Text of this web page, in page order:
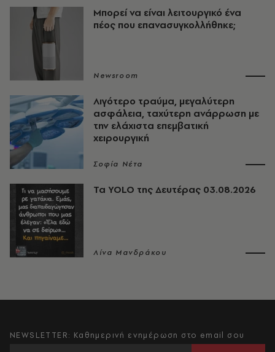
Μπορεί να είναι λειτουργικό ένα
πέος που επανασυγκολλήθηκε;
Newsroom
Λιγότερο τραύμα, μεγαλύτερη
ασφάλεια, ταχύτερη ανάρρωση με
την ελάχιστα επεμβατική
χειρουργική
Σοφία Νέτα
Τα YOLO της Δευτέρας 03.08.2026
Λίνα Μανδράκου
NEWSLETTER: Καθημερινή ενημέρωση στο email σου